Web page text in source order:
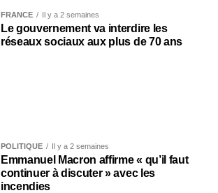
FRANCE Il y a 2 semaines
Le gouvernement va interdire les
réseaux sociaux aux plus de 70 ans
POLITIQUE Il y a 2 semaines
Emmanuel Macron affirme « qu’il faut
continuer à discuter » avec les
incendies